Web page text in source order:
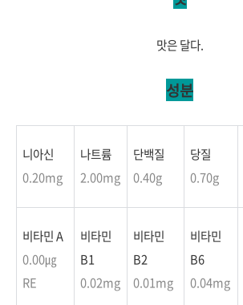
맛은 달다.
성분
니아신
0.20mg
나트륨
2.00mg
단백질
0.40g
당질
0.70g
비타민 A
0.00㎍
RE
비타민
B1
0.02mg
비타민
B2
0.01mg
비타민
B6
0.04mg